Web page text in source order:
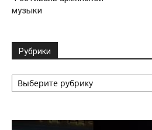
музыки
Рубрики
Рубрики